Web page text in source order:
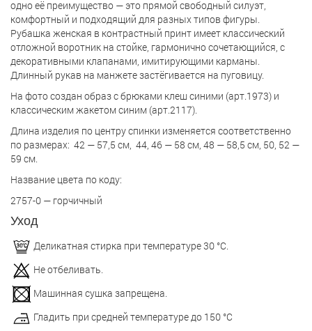
одно её преимущество — это прямой свободный силуэт,
комфортный и подходящий для разных типов фигуры.
Рубашка женская в контрастный принт имеет классический
отложной воротник на стойке, гармонично сочетающийся, с
декоративными клапанами, имитирующими карманы.
Длинный рукав на манжете застёгивается на пуговицу.
На фото создан образ с брюками клеш синими (арт.1973) и
классическим жакетом синим (арт.2117).
Длина изделия по центру спинки изменяется соответственно
по размерах: 42 — 57,5 см, 44, 46 — 58 см, 48 — 58,5 см, 50, 52 —
59 см.
Название цвета по коду:
2757-0 — горчичный
Уход
Деликатная стирка при температуре 30 °С.
Не отбеливать.
Машинная сушка запрещена.
Гладить при средней температуре до 150 °С